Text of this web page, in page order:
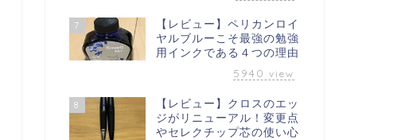
7
【レビュー】ペリカンロイ
ヤルブルーこそ最強の勉強
用インクである４つの理由
5940 view
8
【レビュー】クロスのエッ
ジがリニューアル！変更点
やセレクチップ芯の使い心